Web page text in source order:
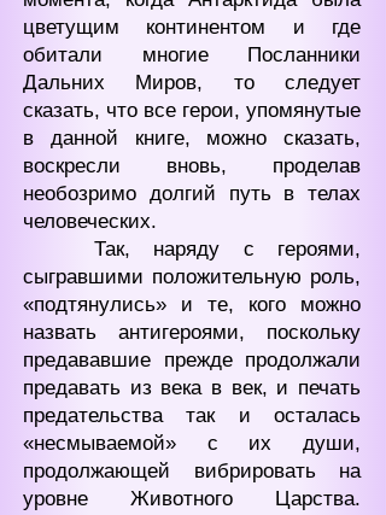
цветущим континентом и где
обитали многие Посланники
Дальних Миров, то следует
сказать, что все герои, упомянутые
в данной книге, можно сказать,
воскресли вновь, проделав
необозримо долгий путь в телах
человеческих.
Так, наряду с героями,
сыгравшими положительную роль,
«подтянулись» и те, кого можно
назвать антигероями, поскольку
предававшие прежде продолжали
предавать из века в век, и печать
предательства так и осталась
«несмываемой» с их души,
продолжающей вибрировать на
уровне Животного Царства.